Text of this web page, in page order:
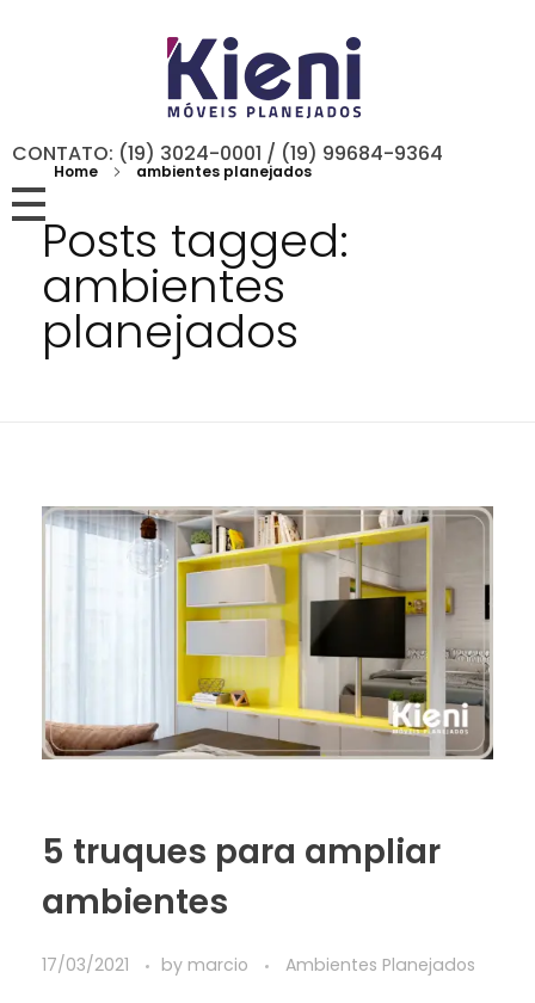
CONTATO: (19) 3024-0001 / (19) 99684-9364
Home ambientes planejados
Posts tagged:
ambientes
planejados
5 truques para ampliar
ambientes
17/03/2021 by marcio Ambientes Planejados